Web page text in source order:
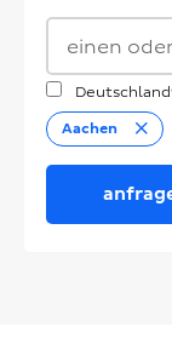
Aachen